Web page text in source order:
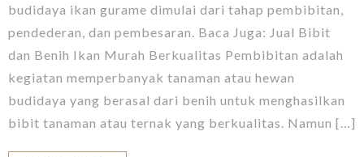
budidaya ikan gurame dimulai dari tahap pembibitan,
pendederan, dan pembesaran. Baca Juga: Jual Bibit
dan Benih Ikan Murah Berkualitas Pembibitan adalah
kegiatan memperbanyak tanaman atau hewan
budidaya yang berasal dari benih untuk menghasilkan
bibit tanaman atau ternak yang berkualitas. Namun […]